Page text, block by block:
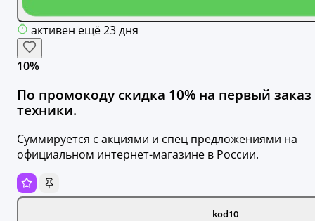
активен ещё 23 дня
10%
По промокоду скидка 10% на первый заказ
техники.
Суммируется с акциями и спец предложениями на
официальном интернет-магазине в России.
kod10